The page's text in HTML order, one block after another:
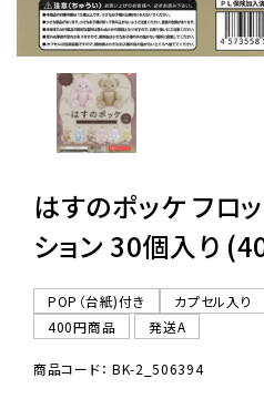
よくあるご質問
06-6282-
はすのポッケ フロ
ション 30個入り
POP（台紙)付き
カプセル入り
400円商品
発送A
商品コード： BK-2_506394